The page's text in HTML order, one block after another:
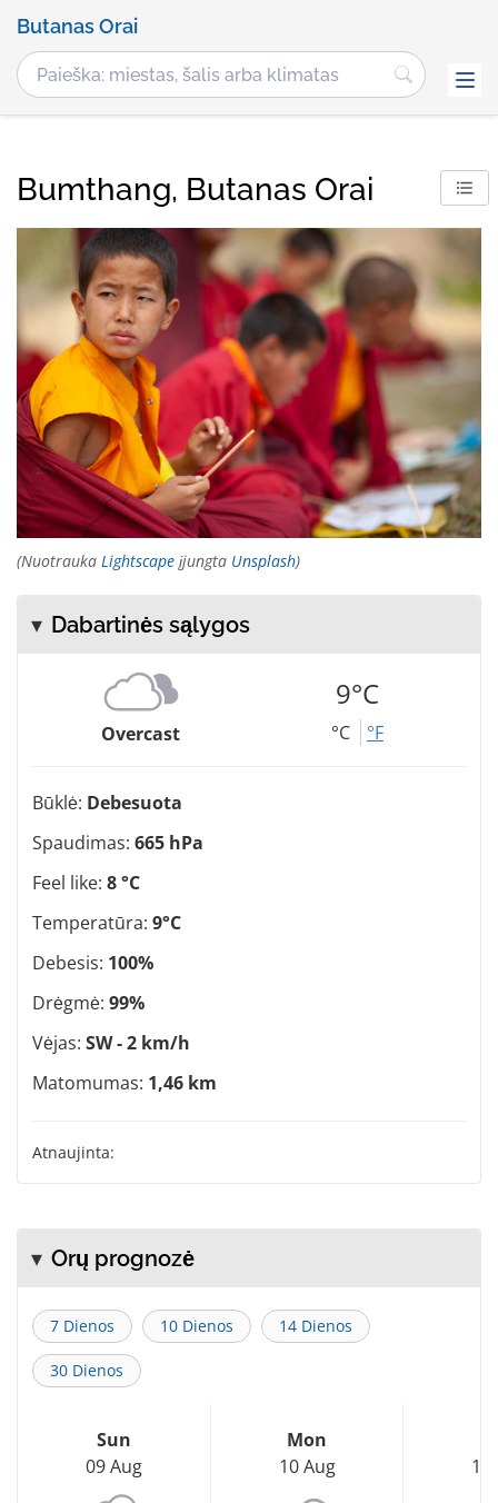
Butanas Orai
Bumthang, Butanas Orai
(Nuotrauka Lightscape įjungta Unsplash)
Dabartinės sąlygos
Overcast
9°C
°C °F
Būklė: Debesuota
Spaudimas: 665 hPa
Feel like: 8 °C
Temperatūra: 9°C
Debesis: 100%
Drėgmė: 99%
Vėjas: SW - 2 km/h
Matomumas: 1,46 km
Atnaujinta:
Orų prognozė
7 Dienos 10 Dienos 14 Dienos
30 Dienos
Sun
09 Aug
Mon
10 Aug
11